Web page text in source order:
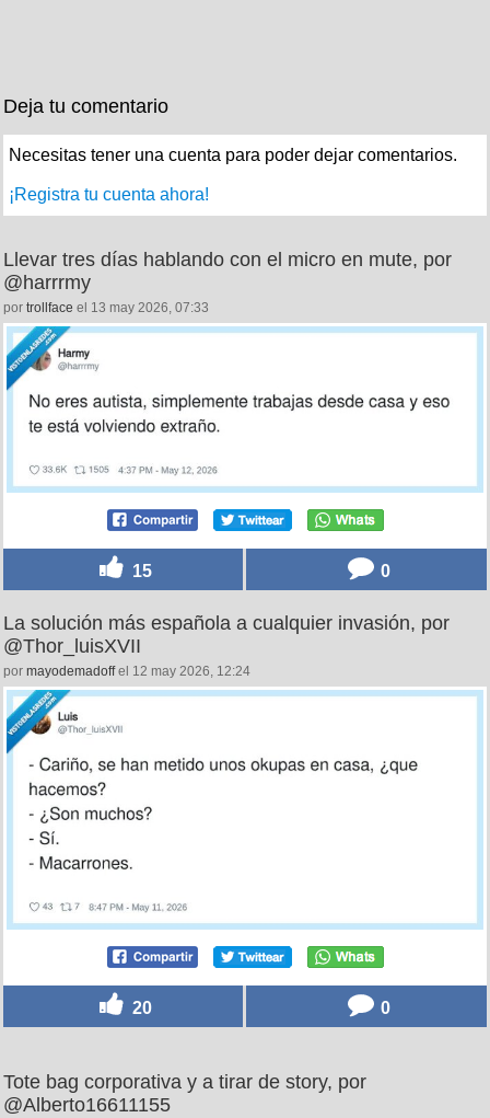
Deja tu comentario
Necesitas tener una cuenta para poder dejar comentarios.
¡Registra tu cuenta ahora!
Llevar tres días hablando con el micro en mute, por
@harrrmy
por trollface el 13 may 2026, 07:33
15 0
La solución más española a cualquier invasión, por
@Thor_luisXVII
por mayodemadoffel 12 may 2026, 12:24
20 0
Tote bag corporativa y a tirar de story, por
@Alberto16611155